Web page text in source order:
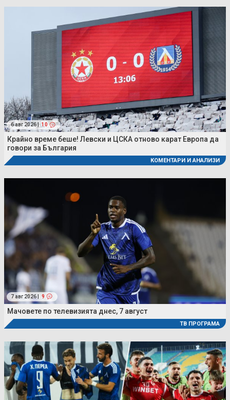
6 авг 2026 | 10
Крайно време беше! Левски и ЦСКА отново карат Европа да
говори за България
КОМЕНТАРИ И АНАЛИЗИ
7 авг 2026 | 9
Мачовете по телевизията днес, 7 август
ТВ ПРОГРАМА